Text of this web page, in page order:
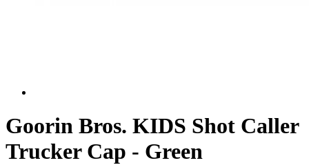
Goorin Bros. KIDS Shot Caller
Trucker Cap - Green